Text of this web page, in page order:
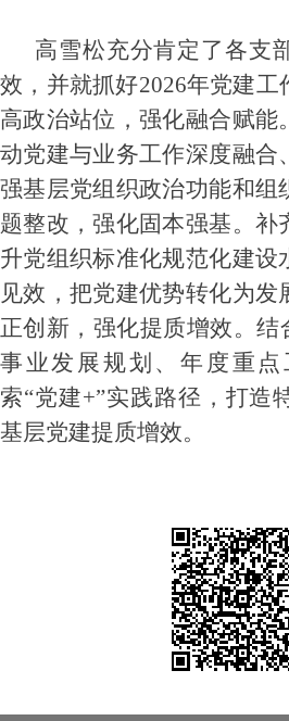
高雪松充分肯定了各支
效，并就抓好2026年党建工
高政治站位，强化融合赋能
动党建与业务工作深度融合
强基层党组织政治功能和组
题整改，强化固本强基。补
升党组织标准化规范化建设
见效，把党建优势转化为发
正创新，强化提质增效。结
事业发展规划、年度重
索“党建+”实践路径，打造
基层党建提质增效。